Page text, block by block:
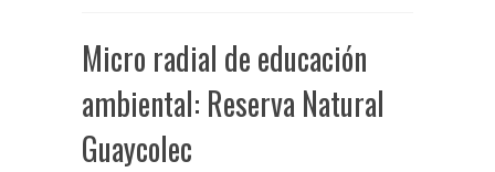
Micro radial de educación
ambiental: Reserva Natural
Guaycolec